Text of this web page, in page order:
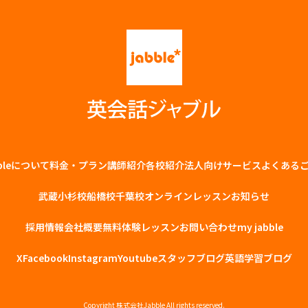
について料金・プラン講師紹介各校紹介法⼈向けサービスよくある
武蔵小杉校船橋校千葉校オンラインレッスンお知らせ
採用情報会社概要無料体験レッスンお問い合わせmy jabble
XFacebookInstagramYoutubeスタッフブログ英語学習ブログ
Copyright株式会社JabbleAll rights reserved.